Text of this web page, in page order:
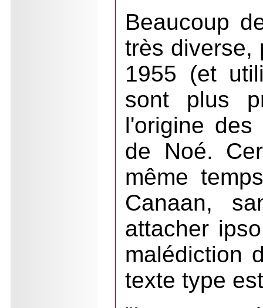
Beaucoup
très diverse,
1955 (et
sont plus
l'origine
de Noé.
même
Canaan,
attacher
malédiction
texte type